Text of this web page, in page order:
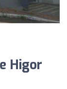
Higor